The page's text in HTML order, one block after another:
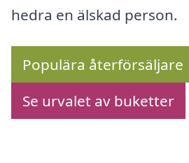
hedra en älskad person.
Populära återförsäljare
Se urvalet av buketter